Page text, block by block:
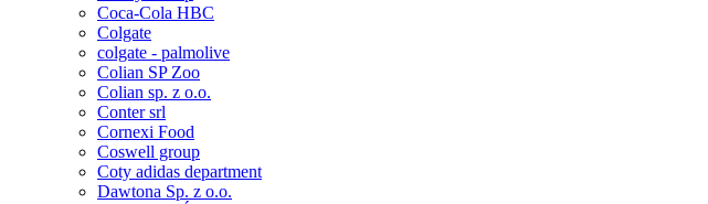
Coca-Cola HBC
Colgate
colgate - palmolive
Colian SP Zoo
Colian sp. z o.o.
Conter srl
Cornexi Food
Coswell group
Coty adidas department
Dawtona Sp. z o.o.